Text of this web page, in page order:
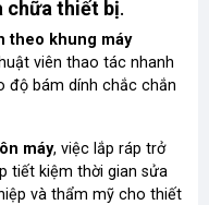
chữa thiết bị.
theo khung máy
viên thao tác nhanh
độ bám dính chắc chắn
máy, việc lắp ráp trở
tiết kiệm thời gian sửa
và thẩm mỹ cho thiết